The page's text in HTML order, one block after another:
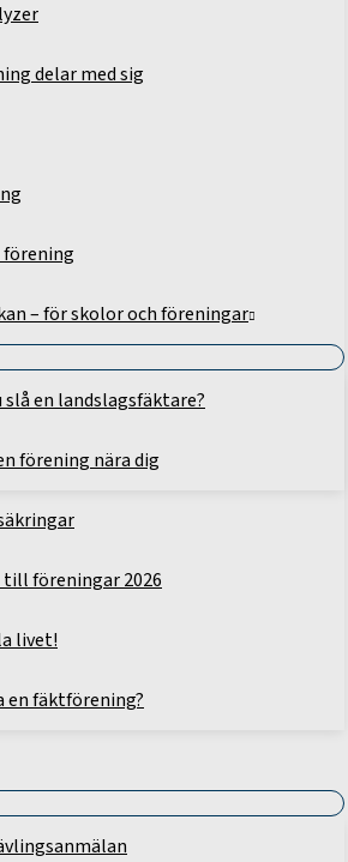
delar med sig
– för skolor och föreningar
slå en landslagsfäktare?
förening nära dig
föreningar 2026
livet!
en fäktförening?